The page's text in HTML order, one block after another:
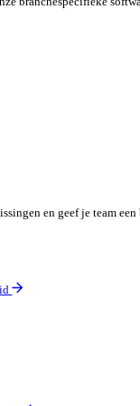
snelheid en
met onze